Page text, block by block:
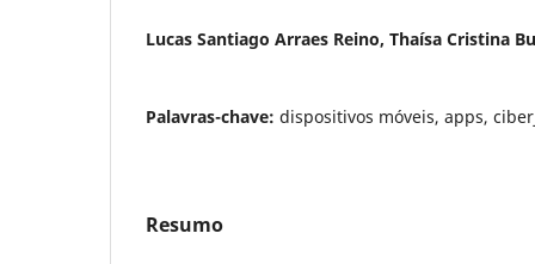
Lucas Santiago Arraes Reino, Thaísa Cristina
Palavras-chave: dispositivos móveis, apps,
Resumo